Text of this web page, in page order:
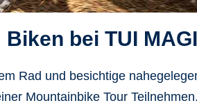
Biken bei TUI
Rad und besichtige
Mountainbike Tour